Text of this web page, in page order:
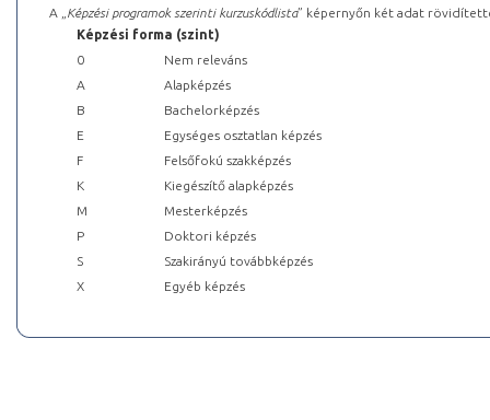
A „ Képzési programok szerinti kurzuskódlista” képernyőn két adat
Képzési forma (szint)
0
Nem releváns
A
Alapképzés
B
Bachelorképzés
E
Egységes osztatlan képzés
F
Felsőfokú szakképzés
K
Kiegészítő alapképzés
M
Mesterképzés
P
Doktori képzés
S
Szakirányú továbbképzés
X
Egyéb képzés